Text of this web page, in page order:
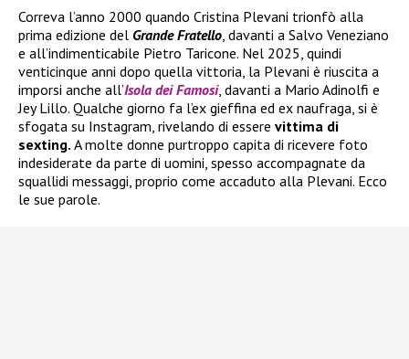
Correva l’anno 2000 quando Cristina Plevani trionfò alla
prima edizione del Grande Fratello , davanti a Salvo Veneziano
e all’indimenticabile Pietro Taricone. Nel 2025, quindi
venticinque anni dopo quella vittoria, la Plevani è riuscita a
imporsi anche all’Isola dei Famosi, davanti a Mario Adinolfi e
Jey Lillo. Qualche giorno fa l’ex gieffina ed ex naufraga, si è
sfogata su Instagram, rivelando di essere vittima di
sexting. A molte donne purtroppo capita di ricevere foto
indesiderate da parte di uomini, spesso accompagnate da
squallidi messaggi, proprio come accaduto alla Plevani. Ecco
le sue parole.